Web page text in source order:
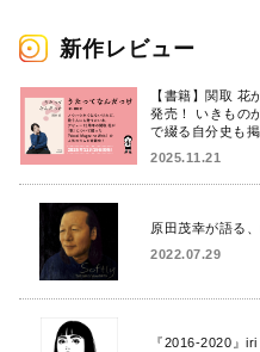
新作レビュー
【書籍】関取 花
発売！ いきもの
で綴る自分史も
2025.11.21
原田茂幸が語る
2022.07.29
『2016-2020』iri